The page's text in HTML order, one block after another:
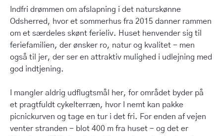
Indfri drømmen om afslapning i det naturskønne
Odsherred, hvor et sommerhus fra 2015 danner rammen
om et særdeles skønt ferieliv. Huset henvender sig til
feriefamilien, der ønsker ro, natur og kvalitet - men
også til jer, der ser en attraktiv mulighed i udlejning med
god indtjening.
I mangler aldrig udflugtsmål her, for området byder på
et pragtfuldt cykelterræn, hvor I nemt kan pakke
picnickurven og tage en tur i det fri. For enden af vejen
venter stranden - blot 400 m fra huset - og det er